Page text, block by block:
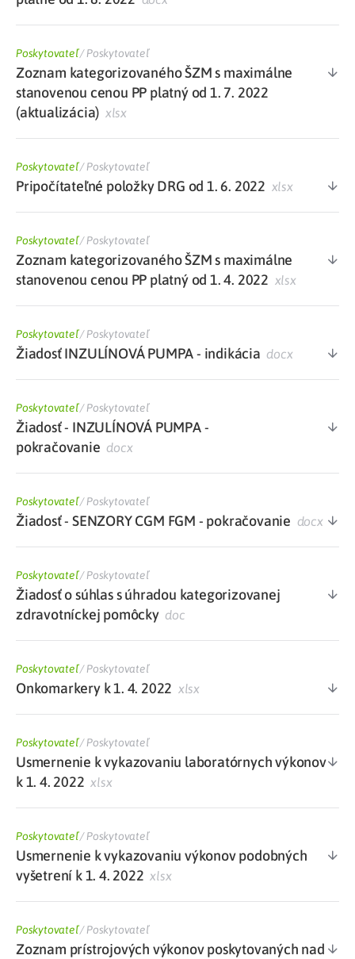
Poskytovateľ/Poskytovateľ
Zoznam kategorizovaného ŠZM s maximálne
stanovenou cenou PP platný od 1. 7. 2022
(aktualizácia) xlsx
Poskytovateľ/Poskytovateľ
Pripočítateľné položky DRG od 1. 6. 2022 xlsx
Poskytovateľ/Poskytovateľ
Zoznam kategorizovaného ŠZM s maximálne
stanovenou cenou PP platný od 1. 4. 2022 xlsx
Poskytovateľ/Poskytovateľ
Žiadosť INZULÍNOVÁ PUMPA - indikácia docx
Poskytovateľ/Poskytovateľ
Žiadosť - INZULÍNOVÁ PUMPA -
pokračovanie docx
Poskytovateľ/Poskytovateľ
Žiadosť - SENZORY CGM FGM - pokračovanie docx
Poskytovateľ/Poskytovateľ
Žiadosť o súhlas s úhradou kategorizovanej
zdravotníckej pomôckydoc
Poskytovateľ/Poskytovateľ
Onkomarkery k 1. 4. 2022 xlsx
Poskytovateľ/Poskytovateľ
Usmernenie k vykazovaniu laboratórnych výkonov
k 1. 4. 2022 xlsx
Poskytovateľ/Poskytovateľ
Usmernenie k vykazovaniu výkonov podobných
vyšetrení k 1. 4. 2022 xlsx
Poskytovateľ/Poskytovateľ
Zoznam prístrojových výkonov poskytovaných nad